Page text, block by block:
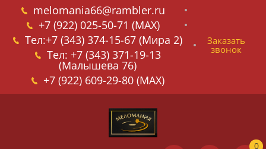
melomania66@rambler.ru
+7 (922) 025-50-71 (MAX)
Тел:+7 (343) 374-15-67 (Мира 2)
Тел: +7 (343) 371-19-13
(Малышева 76)
+7 (922) 609-29-80 (MAX)
Заказать
звонок